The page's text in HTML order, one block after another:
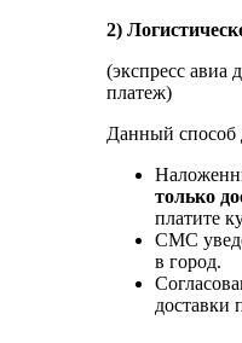
2)
(экспресс авиа
платеж)
Данный способ
только
платите
СМС
в город.
доставки